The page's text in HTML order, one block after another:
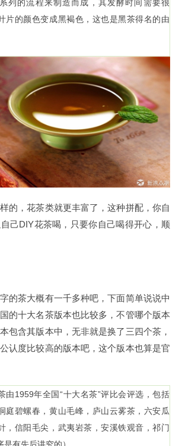
列的流程来制造而成，其发酵时间需要很
片的颜色变成黑褐色，这也是黑茶得名的由
的，花茶类就更丰富了，这种拼配，你自
己DIY花茶喝，只要你自己喝得开心，顺
的茶大概有一千多种吧，下面简单说说中
的十大名茶版本也比较多，不管哪个版本
包含其版本中，无非就是换了三四个茶，
认度比较高的版本吧，这个版本也算是官
由1959年全国“十大名茶”评比会评选，包括
庭碧螺春，黄山毛峰，庐山云雾茶，六安瓜
，信阳毛尖，武夷岩茶，安溪铁观音，祁门